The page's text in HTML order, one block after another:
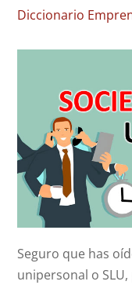
Diccionario
​Seguro que has
unipersonal o